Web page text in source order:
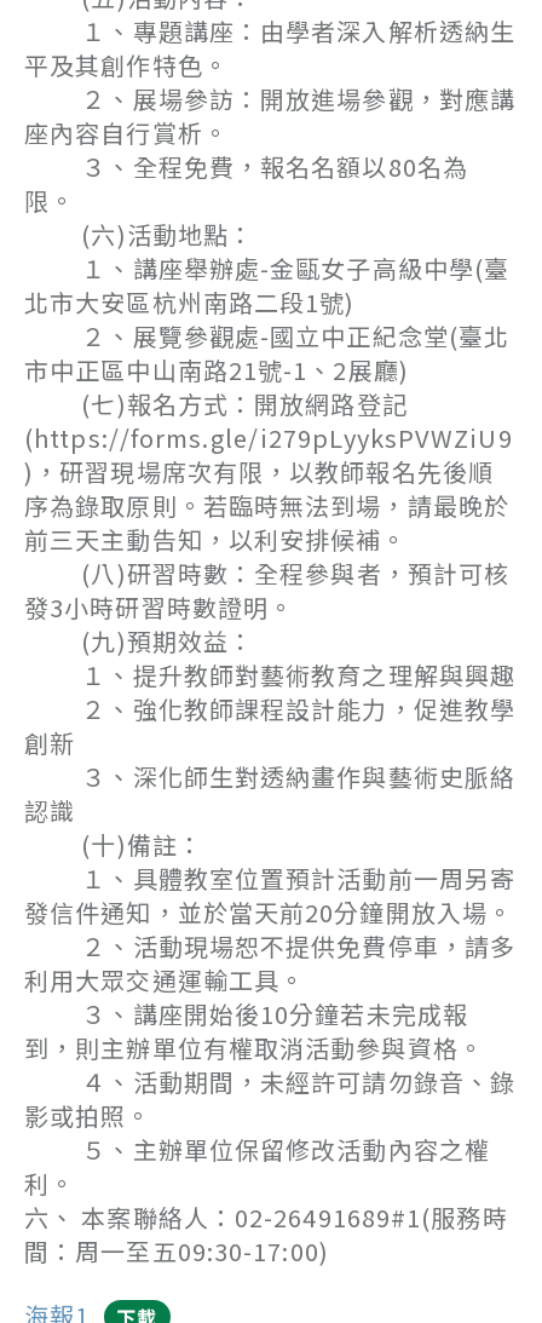
１、專題講座：由學者深入解析透納生
平及其創作特色。
２、展場參訪：開放進場參觀，對應講
座內容自行賞析。
３、全程免費，報名名額以80名為
限。
(六)活動地點：
１、講座舉辦處-金甌女子高級中學(臺
北市大安區杭州南路二段1號)
２、展覽參觀處-國立中正紀念堂(臺北
市中正區中山南路21號-1、2展廳)
(七)報名方式：開放網路登記
(https://forms.gle/i279pLyyksPVWZiU9
)，研習現場席次有限，以教師報名先後順
序為錄取原則。若臨時無法到場，請最晚於
前三天主動告知，以利安排候補。
(八)研習時數：全程參與者，預計可核
發3小時研習時數證明。
(九)預期效益：
１、提升教師對藝術教育之理解與興趣
２、強化教師課程設計能力，促進教學
創新
３、深化師生對透納畫作與藝術史脈絡
認識
(十)備註：
１、具體教室位置預計活動前一周另寄
發信件通知，並於當天前20分鐘開放入場。
２、活動現場恕不提供免費停車，請多
利用大眾交通運輸工具。
３、講座開始後10分鐘若未完成報
到，則主辦單位有權取消活動參與資格。
４、活動期間，未經許可請勿錄音、錄
影或拍照。
５、主辦單位保留修改活動內容之權
利。
六、 本案聯絡人：02-26491689#1(服務時
間：周一至五09:30-17:00)
海報1
下載